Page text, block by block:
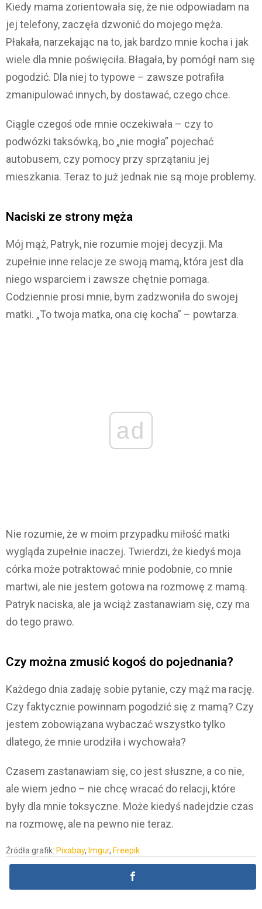
Kiedy mama zorientowała się, że nie odpowiadam na
jej telefony, zaczęła dzwonić do mojego męża.
Płakała, narzekając na to, jak bardzo mnie kocha i jak
wiele dla mnie poświęciła. Błagała, by pomógł nam się
pogodzić. Dla niej to typowe – zawsze potrafiła
zmanipulować innych, by dostawać, czego chce.
Ciągle czegoś ode mnie oczekiwała – czy to
podwózki taksówką, bo „nie mogła” pojechać
autobusem, czy pomocy przy sprzątaniu jej
mieszkania. Teraz to już jednak nie są moje problemy.
Naciski ze strony męża
Mój mąż, Patryk, nie rozumie mojej decyzji. Ma
zupełnie inne relacje ze swoją mamą, która jest dla
niego wsparciem i zawsze chętnie pomaga.
Codziennie prosi mnie, bym zadzwoniła do swojej
matki. „To twoja matka, ona cię kocha” – powtarza.
ad
Nie rozumie, że w moim przypadku miłość matki
wygląda zupełnie inaczej. Twierdzi, że kiedyś moja
córka może potraktować mnie podobnie, co mnie
martwi, ale nie jestem gotowa na rozmowę z mamą.
Patryk naciska, ale ja wciąż zastanawiam się, czy ma
do tego prawo.
Czy można zmusić kogoś do pojednania?
Każdego dnia zadaję sobie pytanie, czy mąż ma rację.
Czy faktycznie powinnam pogodzić się z mamą? Czy
jestem zobowiązana wybaczać wszystko tylko
dlatego, że mnie urodziła i wychowała?
Czasem zastanawiam się, co jest słuszne, a co nie,
ale wiem jedno – nie chcę wracać do relacji, które
były dla mnie toksyczne. Może kiedyś nadejdzie czas
na rozmowę, ale na pewno nie teraz.
Źródła grafik: Pixabay, Imgur, Freepik